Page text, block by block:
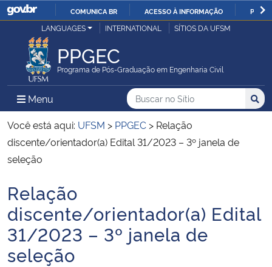
IR
COMUNICA BR ACESSO À INFORMAÇÃO
Ministério da Justiça e Segurança Pública
Ministério da Defesa
Ministério das Relações Exteriores
Ministério da Economia
Ministério da Infraestrutura
Ministério da Agricultura, Pecuária e Abastecimento
Ministério da Educação
LANGUAGES INTERNATIONAL SÍTIOS DA UFSM
PPGEC
Programa de Pós-Graduação em Engenharia Civil
Menu Menu Principal do Sítio
Busca
Buscar no no Sítio
Busca:
Você está aqui: UFSM > PPGEC > Relação
discente/orientador(a) Edital 31/2023 – 3º janela de
seleção
Início do conteúdo
Relação
discente/orientador(a) Edital
31/2023 – 3º janela de
seleção